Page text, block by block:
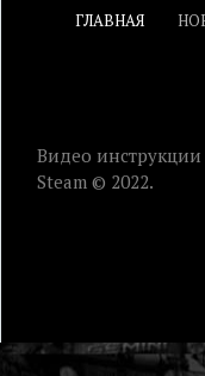
ГЛАВНАЯ
Видео
Steam © 2022.